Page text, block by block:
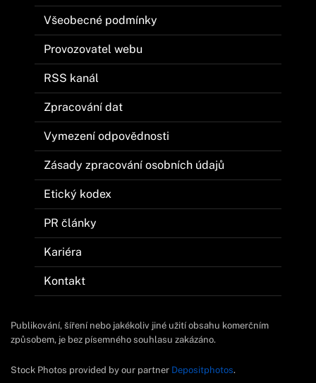
Všeobecné podmínky
Provozovatel webu
RSS kanál
Zpracování dat
Vymezení odpovědnosti
Zásady zpracování osobních údajů
Etický kodex
PR články
Kariéra
Kontakt
Publikování, šíření nebo jakékoliv jiné užití obsahu komerčním
způsobem, je bez písemného souhlasu zakázáno.
Stock Photos provided by our partner Depositphotos.